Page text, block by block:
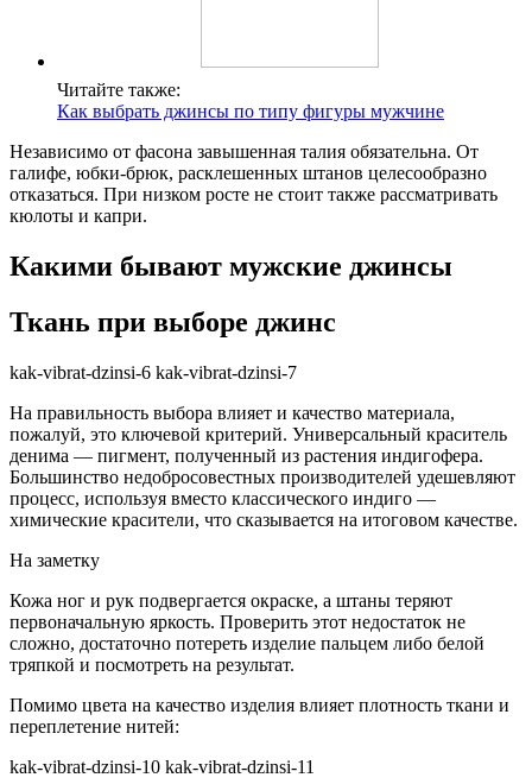
Читайте также:
Как выбрать джинсы по типу фигуры мужчине
Независимо от фасона завышенная талия обязательна. От
галифе, юбки-брюк, расклешенных штанов целесообразно
отказаться. При низком росте не стоит также рассматривать
кюлоты и капри.
Какими бывают мужские джинсы
Ткань при выборе джинс
kak-vibrat-dzinsi-6 kak-vibrat-dzinsi-7
На правильность выбора влияет и качество материала,
пожалуй, это ключевой критерий. Универсальный краситель
денима — пигмент, полученный из растения индигофера.
Большинство недобросовестных производителей удешевляют
процесс, используя вместо классического индиго ―
химические красители, что сказывается на итоговом качестве.
На заметку
Кожа ног и рук подвергается окраске, а штаны теряют
первоначальную яркость. Проверить этот недостаток не
сложно, достаточно потереть изделие пальцем либо белой
тряпкой и посмотреть на результат.
Помимо цвета на качество изделия влияет плотность ткани и
переплетение нитей:
kak-vibrat-dzinsi-10 kak-vibrat-dzinsi-11